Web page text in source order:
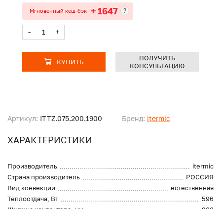
Артикул: ITTZ.075.200.1900 Бренд: itermic
ХАРАКТЕРИСТИКИ
Производитель
itermic
Страна производитель
РОССИЯ
Вид конвекции
естественная
Теплоотдача, Вт
596
Мгновенный кеш-бэк + 1647 ?
- +
КУПИТЬ
ПОЛУЧИТЬ
КОНСУЛЬТАЦИЮ